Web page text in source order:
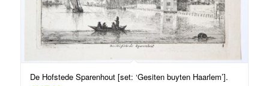
De Hofstede Sparenhout [set: ‘Gesiten buyten Haarlem’].